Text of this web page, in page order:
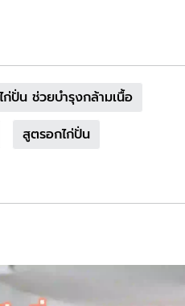
ก่ปั่น ช่วยบำรุงกล้ามเนื้อ
สูตรอกไก่ปั่น